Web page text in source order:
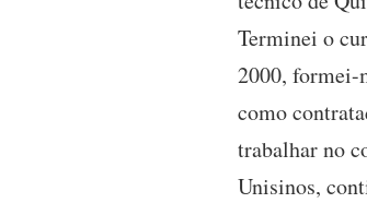
Terminei o
2000, formei-
como
trabalhar no
Unisinos,